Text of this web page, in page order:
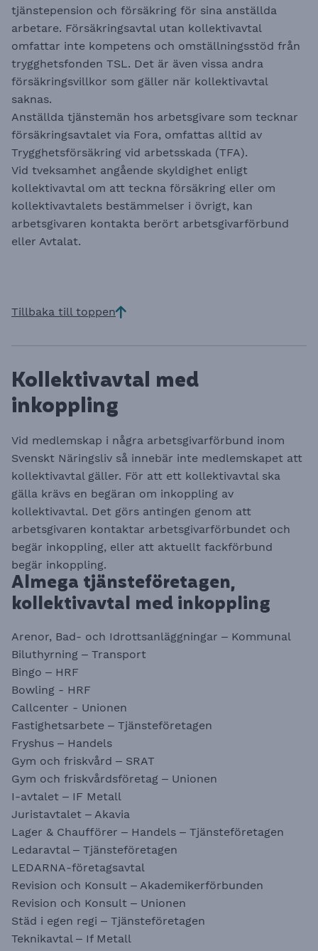
tjänstepension och försäkring för sina anställda
arbetare. Försäkringsavtal utan kollektivavtal
omfattar inte kompetens och omställningsstöd från
trygghetsfonden TSL. Det är även vissa andra
försäkringsvillkor som gäller när kollektivavtal
saknas.
Anställda tjänstemän hos arbetsgivare som tecknar
försäkringsavtalet via Fora, omfattas alltid av
Trygghetsförsäkring vid arbetsskada (TFA).
Vid tveksamhet angående skyldighet enligt
kollektivavtal om att teckna försäkring eller om
kollektivavtalets bestämmelser i övrigt, kan
arbetsgivaren kontakta berört arbetsgivarförbund
eller Avtalat.
Tillbaka till toppen
Kollektivavtal med
inkoppling
Vid medlemskap i några arbetsgivarförbund inom
Svenskt Näringsliv så innebär inte medlemskapet att
kollektivavtal gäller. För att ett kollektivavtal ska
gälla krävs en begäran om inkoppling av
kollektivavtal. Det görs antingen genom att
arbetsgivaren kontaktar arbetsgivarförbundet och
begär inkoppling, eller att aktuellt fackförbund
begär inkoppling.
Almega tjänsteföretagen,
kollektivavtal med inkoppling
Arenor, Bad- och Idrottsanläggningar – Kommunal
Biluthyrning – Transport
Bingo – HRF
Bowling - HRF
Callcenter - Unionen
Fastighetsarbete – Tjänsteföretagen
Fryshus – Handels
Gym och friskvård – SRAT
Gym och friskvårdsföretag – Unionen
I-avtalet – IF Metall
Juristavtalet – Akavia
Lager & Chaufförer – Handels – Tjänsteföretagen
Ledaravtal – Tjänsteföretagen
LEDARNA-företagsavtal
Revision och Konsult – Akademikerförbunden
Revision och Konsult – Unionen
Städ i egen regi – Tjänsteföretagen
Teknikavtal – If Metall